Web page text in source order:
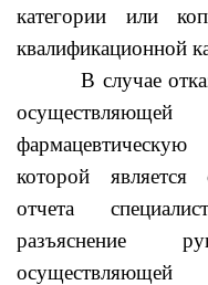
категории или
квалификационной
В случае отказа
которой является
отчета
разъяснение